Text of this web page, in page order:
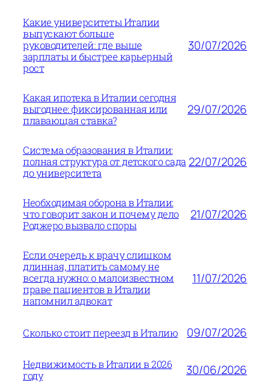
Какие университеты Италии
выпускают больше
руководителей: где выше
зарплаты и быстрее карьерный
рост
30/07/2026
Какая ипотека в Италии сегодня
выгоднее: фиксированная или
плавающая ставка?
29/07/2026
Система образования в Италии:
полная структура от детского сада
до университета
22/07/2026
Необходимая оборона в Италии:
что говорит закон и почему дело
Роджеро вызвало споры
21/07/2026
Если очередь к врачу слишком
длинная, платить самому не
всегда нужно: о малоизвестном
праве пациентов в Италии
напомнил адвокат
11/07/2026
Сколько стоит переезд в Италию 09/07/2026
Недвижимость в Италии в 2026
году
30/06/2026